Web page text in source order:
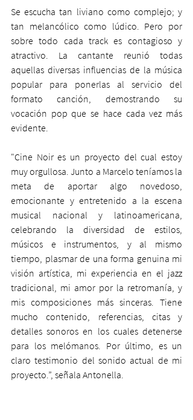
Se escucha tan liviano como complejo; y
tan melancólico como lúdico. Pero por
sobre todo cada track es contagioso y
atractivo. La cantante reunió todas
aquellas diversas influencias de la música
popular para ponerlas al servicio del
formato canción, demostrando su
vocación pop que se hace cada vez más
evidente.
"Cine Noir es un proyecto del cual estoy
muy orgullosa. Junto a Marcelo teníamos la
meta de aportar algo novedoso,
emocionante y entretenido a la escena
musical nacional y latinoamericana,
celebrando la diversidad de estilos,
músicos e instrumentos, y al mismo
tiempo, plasmar de una forma genuina mi
visión artística, mi experiencia en el jazz
tradicional, mi amor por la retromanía, y
mis composiciones más sinceras. Tiene
mucho contenido, referencias, citas y
detalles sonoros en los cuales detenerse
para los melómanos. Por último, es un
claro testimonio del sonido actual de mi
proyecto.”, señala Antonella.